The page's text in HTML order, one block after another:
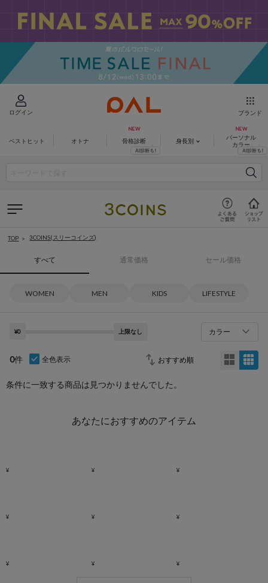
ログイン ブランド
ベストヒット オトナ 骨格診断 身長別
パーソナル
カラー
TOP 3COINS(スリーコインズ)
すべて 通常価格 セール価格
WOMEN MEN KIDS LIFESTYLE
¥0 上限なし カラー
0件 全色表示
条件に一致する商品は見つかりませんでした。
あなたにおすすめのアイテム